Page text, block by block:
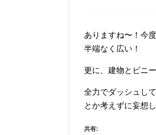
ありますね〜！今
半端なく広い！
更に、建物とビニ
全力でダッシュし
とか考えずに妄想
共有: